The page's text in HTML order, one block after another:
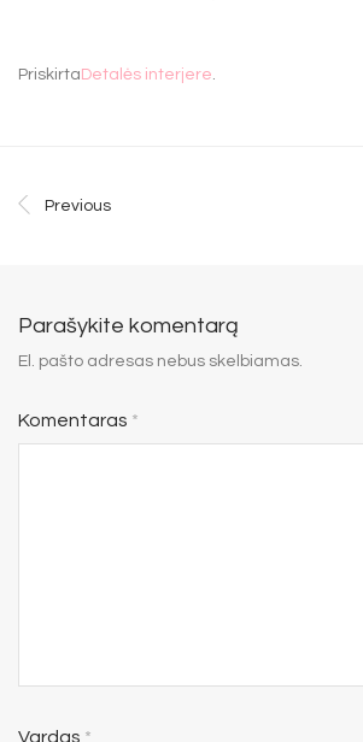
PriskirtaDetalės interjere
Previous
Parašykite komentarą
El. pašto adresas nebus skelbiamas.
Komentaras *
Vardas *